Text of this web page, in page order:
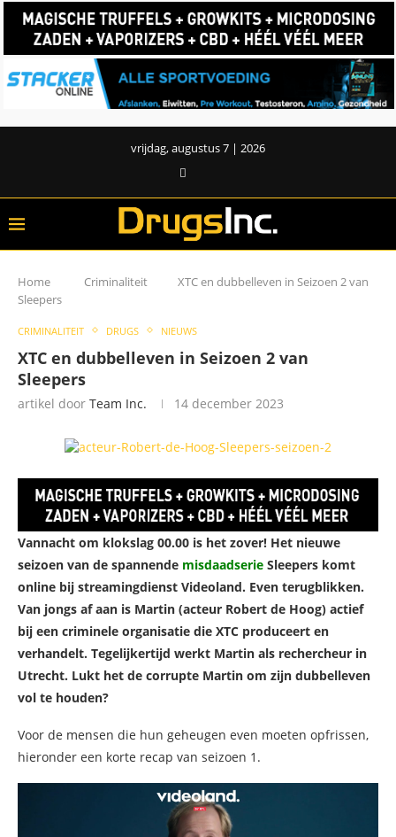
vrijdag, augustus 7 | 2026
Home Criminaliteit
XTC en dubbelleven in Seizoen 2 van
Sleepers
CRIMINALITEIT DRUGS NIEUWS
XTC en dubbelleven in Seizoen 2 van
Sleepers
artikel door Team Inc. 14 december 2023
Vannacht om klokslag 00.00 is het zover! Het nieuwe
seizoen van de spannende misdaadserie Sleepers komt
online bij streamingdienst Videoland. Even terugblikken.
Van jongs af aan is Martin (acteur Robert de Hoog) actief
bij een criminele organisatie die XTC produceert en
verhandelt. Tegelijkertijd werkt Martin als rechercheur in
Utrecht. Lukt het de corrupte Martin om zijn dubbelleven
vol te houden?
Voor de mensen die hun geheugen even moeten opfrissen,
hieronder een korte recap van seizoen 1.